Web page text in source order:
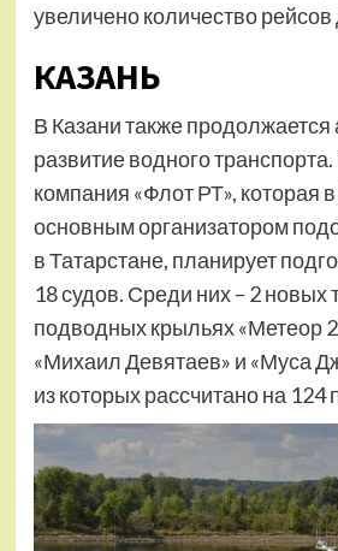
увеличено количество рейсов
КАЗАНЬ
В Казани также продолжается
развитие водного
компания «Флот РТ», которая
основным организатором
в Татарстане, планирует
18 судов. Среди них – 2 новых
подводных крыльях «Метеор
«Михаил Девятаев» и «Муса
из которых рассчитано на 124